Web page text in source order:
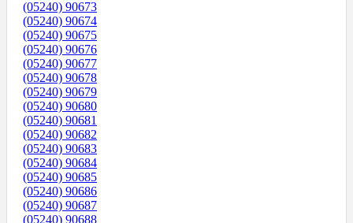
(05240) 90673
(05240) 90674
(05240) 90675
(05240) 90676
(05240) 90677
(05240) 90678
(05240) 90679
(05240) 90680
(05240) 90681
(05240) 90682
(05240) 90683
(05240) 90684
(05240) 90685
(05240) 90686
(05240) 90687
(05240) 90688